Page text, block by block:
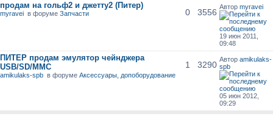
продам на гольф2 и джетту2 (Питер)
myravei в форумеЗапчасти 0 3556
Автор myravei
19 июн 2011,
09:48
ПИТЕР продам эмулятор чейнджера
USB/SD/MMC
amikulaks-spb в форумеАксессуары, допоборудование
1 3290
Автор amikulaks-
spb
05 июн 2012,
09:29